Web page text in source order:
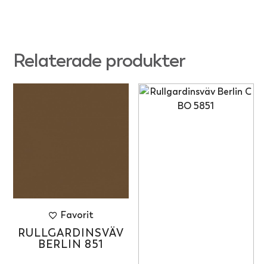
Relaterade produkter
Favorit
RULLGARDINSVÄV
BERLIN 851